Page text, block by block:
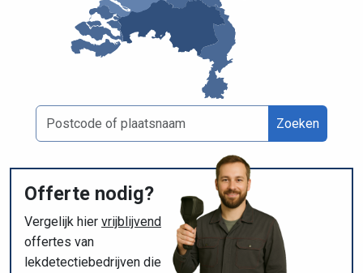
Zoeken
Offerte nodig?
Vergelijk hier vrijblijvend
offertes van
lekdetectiebedrijven die